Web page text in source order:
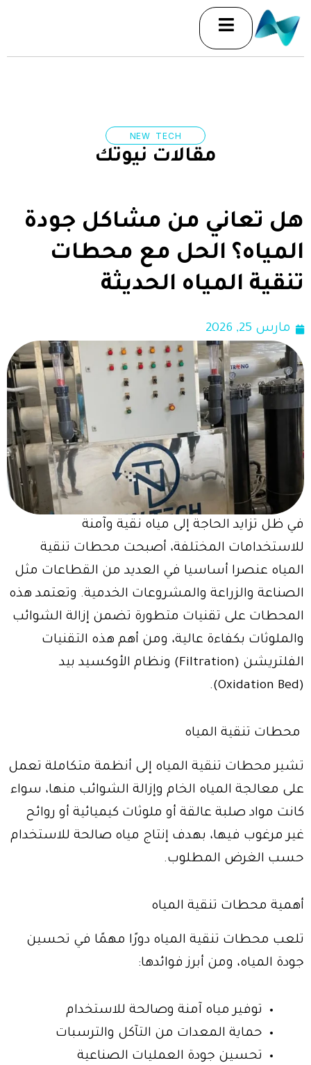
إلى
المحتوى
NEW TECH
مقالات نيوتك
هل تعاني من مشاكل جودة
المياه؟ الحل مع محطات
تنقية المياه الحديثة
مارس 25, 2026
في ظل تزايد الحاجة إلى مياه نقية وآمنة
للاستخدامات المختلفة، أصبحت محطات تنقية
المياه عنصرا أساسيا في العديد من القطاعات مثل
الصناعة والزراعة والمشروعات الخدمية. وتعتمد هذه
المحطات على تقنيات متطورة تضمن إزالة الشوائب
والملوثات بكفاءة عالية، ومن أهم هذه التقنيات
الفلتريشن (Filtration) ونظام الأوكسيد بيد
(Oxidation Bed).
محطات تنقية المياه
تشير محطات تنقية المياه إلى أنظمة متكاملة تعمل
على معالجة المياه الخام وإزالة الشوائب منها، سواء
كانت مواد صلبة عالقة أو ملوثات كيميائية أو روائح
غير مرغوب فيها، بهدف إنتاج مياه صالحة للاستخدام
حسب الغرض المطلوب.
أهمية محطات تنقية المياه
تلعب محطات تنقية المياه دورًا مهمًا في تحسين
جودة المياه، ومن أبرز فوائدها:
توفير مياه آمنة وصالحة للاستخدام
حماية المعدات من التآكل والترسبات
تحسين جودة العمليات الصناعية